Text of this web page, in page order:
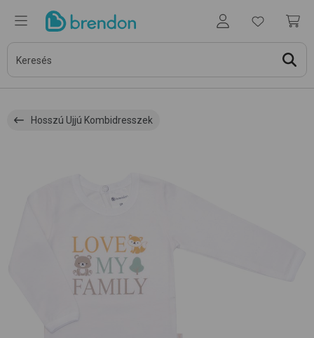
Hosszú Ujjú Kombidresszek